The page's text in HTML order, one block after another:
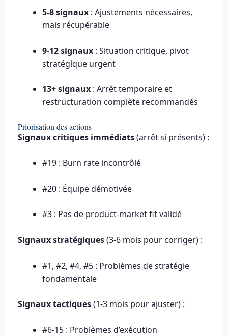
5-8 signaux: Ajustements nécessaires,
mais récupérable
9-12 signaux: Situation critique, pivot
stratégique urgent
13+ signaux : Arrêt temporaire et
restructuration complète recommandés
Priorisation des actions
Signaux critiques immédiats(arrêt si présents) :
#19 : Burn rate incontrôlé
#20 : Équipe démotivée
#3 : Pas de product-market fit validé
Signaux stratégiques(3-6 mois pour corriger) :
#1, #2, #4, #5 : Problèmes de stratégie
fondamentale
Signaux tactiques(1-3 mois pour ajuster) :
#6-15 : Problèmes d’exécution